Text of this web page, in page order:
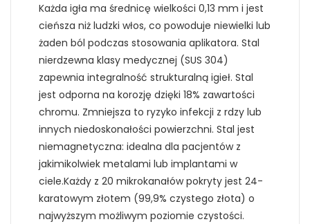
Każda igła ma średnicę wielkości 0,13 mm i jest
cieńsza niż ludzki włos, co powoduje niewielki lub
żaden ból podczas stosowania aplikatora. Stal
nierdzewna klasy medycznej (SUS 304)
zapewnia integralność strukturalną igieł. Stal
jest odporna na korozję dzięki 18% zawartości
chromu. Zmniejsza to ryzyko infekcji z rdzy lub
innych niedoskonałości powierzchni. Stal jest
niemagnetyczna: idealna dla pacjentów z
jakimikolwiek metalami lub implantami w
ciele.Każdy z 20 mikrokanałów pokryty jest 24-
karatowym złotem (99,9% czystego złota) o
najwyższym możliwym poziomie czystości.